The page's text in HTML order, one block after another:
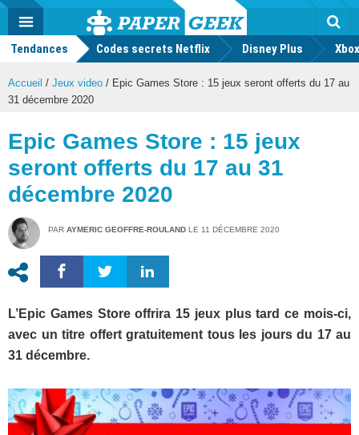
Actu
geek
MENU
Tendances Codes secrets Netflix Disney Plus
Accueil / Jeux video / Epic Games Store : 15 jeux seront offerts du 17 au
31 décembre 2020
Epic Games Store : 15 jeux
seront offerts du 17 au 31
décembre 2020
PAR AYMERIC GEOFFRE-ROULAND LE 11 DÉCEMBRE 2020
L’Epic Games Store offrira 15 jeux plus tard ce mois-ci,
avec un titre offert gratuitement tous les jours du 17 au
31 décembre.
Mode
FacebookTwitter Youtube